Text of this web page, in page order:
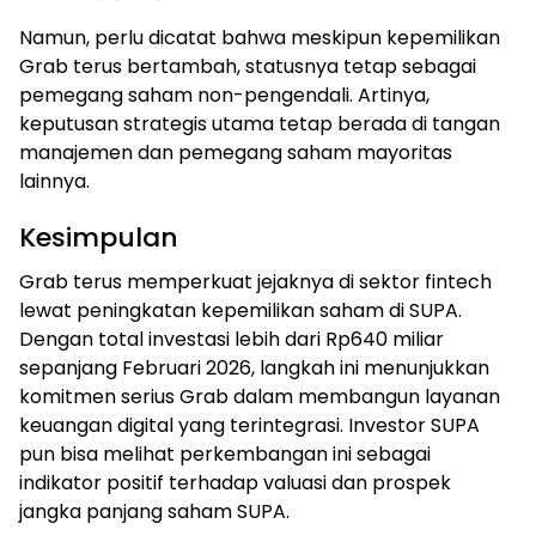
Namun, perlu dicatat bahwa meskipun kepemilikan
Grab terus bertambah, statusnya tetap sebagai
pemegang saham non-pengendali. Artinya,
keputusan strategis utama tetap berada di tangan
manajemen dan pemegang saham mayoritas
lainnya.
Kesimpulan
Grab terus memperkuat jejaknya di sektor fintech
lewat peningkatan kepemilikan saham di SUPA.
Dengan total investasi lebih dari Rp640 miliar
sepanjang Februari 2026, langkah ini menunjukkan
komitmen serius Grab dalam membangun layanan
keuangan digital yang terintegrasi. Investor SUPA
pun bisa melihat perkembangan ini sebagai
indikator positif terhadap valuasi dan prospek
jangka panjang saham SUPA.